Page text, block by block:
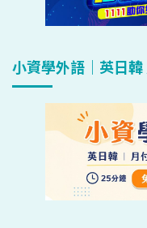
小資學外語｜英日